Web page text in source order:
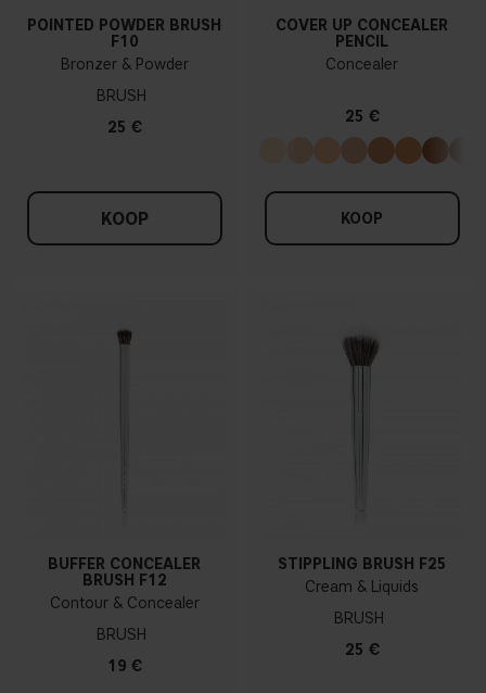
POINTED POWDER BRUSH
F10
Bronzer & Powder
BRUSH
25 €
KOOP
COVER UP CONCEALER
PENCIL
Concealer
25 €
KOOP
BUFFER CONCEALER
BRUSH F12
Contour & Concealer
BRUSH
19 €
STIPPLING BRUSH F25
Cream & Liquids
BRUSH
25 €